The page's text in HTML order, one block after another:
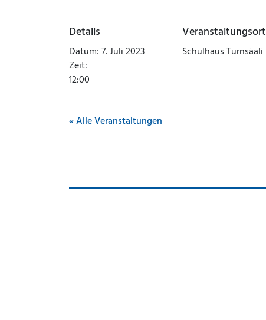
Details
Datum:7. Juli 2023
Zeit:
12:00
Veranstaltungsort
Schulhaus Turnsääli
« Alle Veranstaltungen